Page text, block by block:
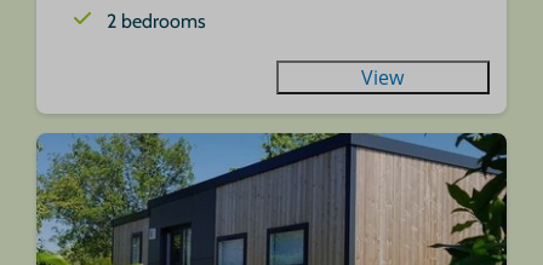
2 bedrooms
View